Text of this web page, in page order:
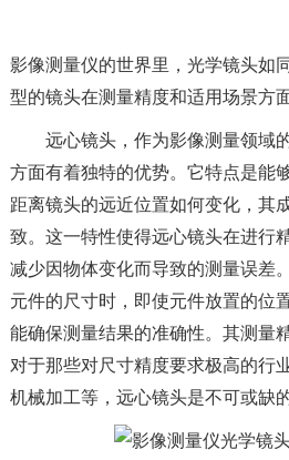
影像测量仪的世界里，光学镜头如
型的镜头在测量精度和适用场景方
远心镜头，作为影像测量领域
方面有着独特的优势。它特点是能
距离镜头的远近位置如何变化，其
致。这一特性使得远心镜头在进行
减少因物体变化而导致的测量误差
元件的尺寸时，即使元件放置的位
能确保测量结果的准确性。其测量
对于那些对尺寸精度要求极高的行
机械加工等，远心镜头是不可或缺